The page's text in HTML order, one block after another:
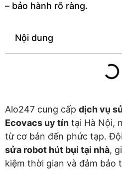
– bảo hành rõ ràng.
Nội dung
Alo247 cung cấp dịch vụ
Ecovacs uy tín tại Hà Nội,
từ cơ bản đến phức tạp.
sửa robot hút bụi tại nhà,
kiệm thời gian và đảm bảo